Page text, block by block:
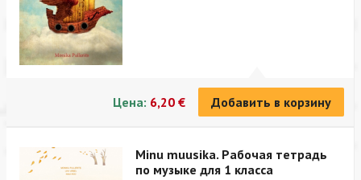
Цена: 6,20 € Добавить в корзину
Minu muusika. Рабочая тетрадь
по музыке для 1 класса